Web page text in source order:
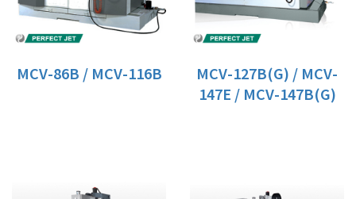
MCV-86B / MCV-116B
MCV-127B(G) / MCV-
147E / MCV-147B(G)